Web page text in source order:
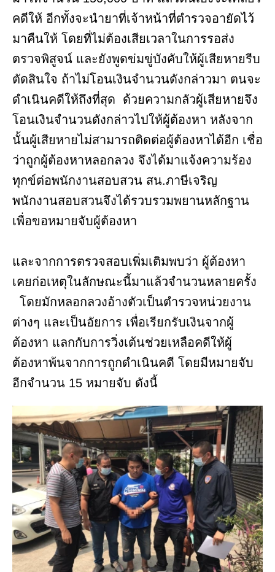
คดีให้ อีกทั้งจะนำยาที่เจ้าหน้าที่ตำรวจอายัดไว้
มาคืนให้ โดยที่ไม่ต้องเสียเวลาในการรอส่ง
ตรวจพิสูจน์ และยังพูดข่มขู่บังคับให้ผู้เสียหายรีบ
ตัดสินใจ ถ้าไม่โอนเงินจำนวนดังกล่าวมา ตนจะ
ดำเนินคดีให้ถึงที่สุด ด้วยความกลัวผู้เสียหายจึง
โอนเงินจำนวนดังกล่าวไปให้ผู้ต้องหา หลังจาก
นั้นผู้เสียหายไม่สามารถติดต่อผู้ต้องหาได้อีก เชื่อ
ว่าถูกผู้ต้องหาหลอกลวง จึงได้มาแจ้งความร้อง
ทุกข์ต่อพนักงานสอบสวน สน.ภาษีเจริญ
พนักงานสอบสวนจึงได้รวบรวมพยานหลักฐาน
เพื่อขอหมายจับผู้ต้องหา
และจากการตรวจสอบเพิ่มเติมพบว่า ผู้ต้องหา
เคยก่อเหตุในลักษณะนี้มาแล้วจำนวนหลายครั้ง
โดยมักหลอกลวงอ้างตัวเป็นตำรวจหน่วยงาน
ต่างๆ และเป็นอัยการ เพื่อเรียกรับเงินจากผู้
ต้องหา แลกกับการวิ่งเต้นช่วยเหลือคดีให้ผู้
ต้องหาพ้นจากการถูกดำเนินคดี โดยมีหมายจับ
อีกจำนวน 15 หมายจับ ดังนี้